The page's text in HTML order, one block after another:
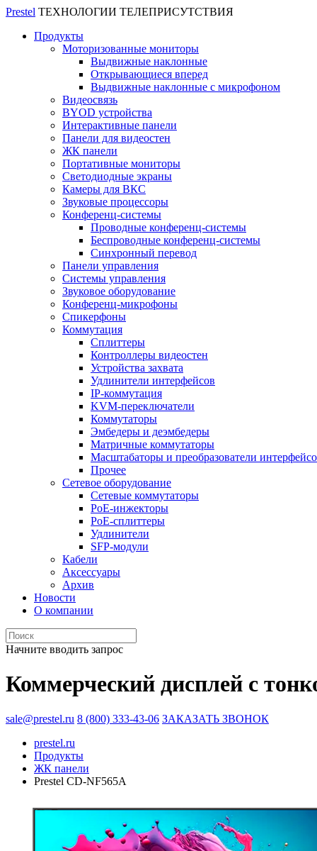
Prestel ТЕХНОЛОГИИ ТЕЛЕПРИСУТСТВИЯ
Продукты
Моторизованные мониторы
Выдвижные наклонные
Открывающиеся вперед
Выдвижные наклонные с микрофоном
Видеосвязь
BYOD устройства
Интерактивные панели
Панели для видеостен
ЖК панели
Портативные мониторы
Светодиодные экраны
Камеры для ВКС
Звуковые процессоры
Конференц-системы
Проводные конференц-системы
Беспроводные конференц-системы
Синхронный перевод
Панели управления
Системы управления
Звуковое оборудование
Конференц-микрофоны
Спикерфоны
Коммутация
Сплиттеры
Контроллеры видеостен
Устройства захвата
Удлинители интерфейсов
IP-коммутация
KVM-переключатели
Коммутаторы
Эмбедеры и деэмбедеры
Матричные коммутаторы
Масштабаторы и преобразователи
Прочее
Сетевое оборудование
Сетевые коммутаторы
PoE-инжекторы
PoE-сплиттеры
Удлинители
SFP-модули
Кабели
Аксессуары
Архив
Новости
О компании
Начните вводить запрос
Коммерческий дисплей с
sale@prestel.ru 8 (800) 333-43-06 ЗАКАЗАТЬ ЗВОНОК
prestel.ru
Продукты
ЖК панели
Prestel CD-NF565A